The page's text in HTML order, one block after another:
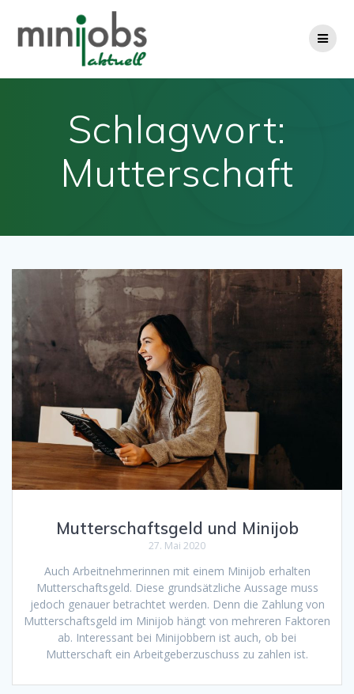
Schlagwort:
Mutterschaft
Mutterschaftsgeld und Minijob
27. Mai 2020
Auch Arbeitnehmerinnen mit einem Minijob erhalten
Mutterschaftsgeld. Diese grundsätzliche Aussage muss
jedoch genauer betrachtet werden. Denn die Zahlung von
Mutterschaftsgeld im Minijob hängt von mehreren Faktoren
ab. Interessant bei Minijobbern ist auch, ob bei
Mutterschaft ein Arbeitgeberzuschuss zu zahlen ist.